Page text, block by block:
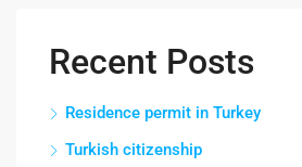
Recent Posts
Residence permit in Turkey
Turkish citizenship